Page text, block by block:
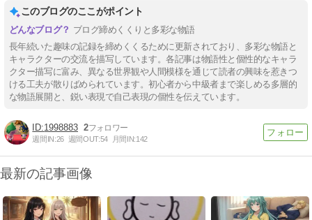
このブログのここがポイント
ブログ締めくくりと多彩な物語
長年続いた趣味の記録を締めくくるために更新されており、多彩な物語と
キャラクターの交流を描写しています。各記事は物語性と個性的なキャラ
クター描写に富み、異なる世界観や人間模様を通じて読者の興味を惹きつ
ける工夫が散りばめられています。初心者から中級者まで楽しめる多層的
な物語展開と、鋭い表現で自己表現の個性を伝えています。
1998883 2
週間IN:26 週間OUT:54 月間IN:142
最新の記事画像